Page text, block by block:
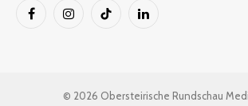
FacebookInstagramTikTok LinkedIn
© 2026 Obersteirische Rundschau